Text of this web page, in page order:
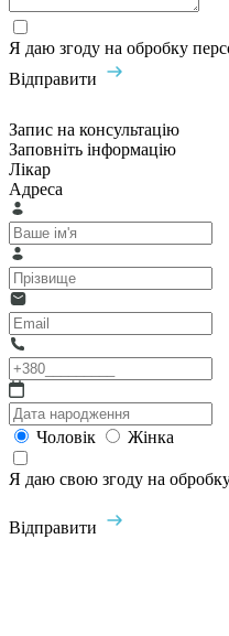
Я даю згоду на обробку
Відправити
Запис на консультацію
Заповніть інформацію
Лікар
Адреса
Чоловік Жінка
Я даю свою згоду на
Відправити